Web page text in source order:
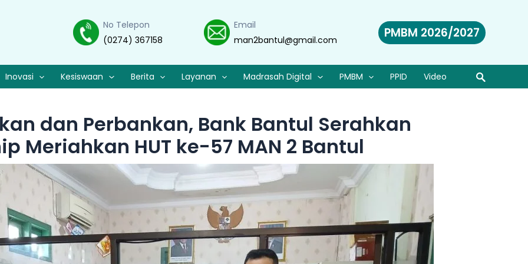
No Telepon
(0274) 367158
Email
man2bantul@gmail.com
PMBM 2026/2027
Inovasi Kesiswaan Berita Layanan Madrasah Digital PMBM PPID Video
dan Perbankan, Bank Bantul Serahkan
Meriahkan HUT ke-57 MAN 2 Bantul